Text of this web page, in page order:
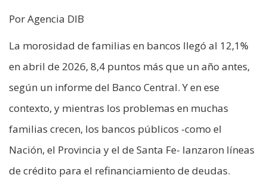
Por Agencia DIB
La morosidad de familias en bancos llegó al 12,1%
en abril de 2026, 8,4 puntos más que un año antes,
según un informe del Banco Central. Y en ese
contexto, y mientras los problemas en muchas
familias crecen, los bancos públicos -como el
Nación, el Provincia y el de Santa Fe- lanzaron líneas
de crédito para el refinanciamiento de deudas.